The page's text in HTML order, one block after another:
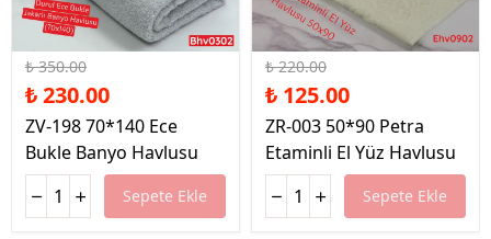
%34 İndirim
₺ 350.00
₺ 230.00
ZV-198 70*140 Ece
Bukle Banyo Havlusu
Sepete Ekle
%43 İndirim
₺ 220.00
₺ 125.00
ZR-003 50*90 Petra
Etaminli El Yüz Havlusu
Sepete Ekle